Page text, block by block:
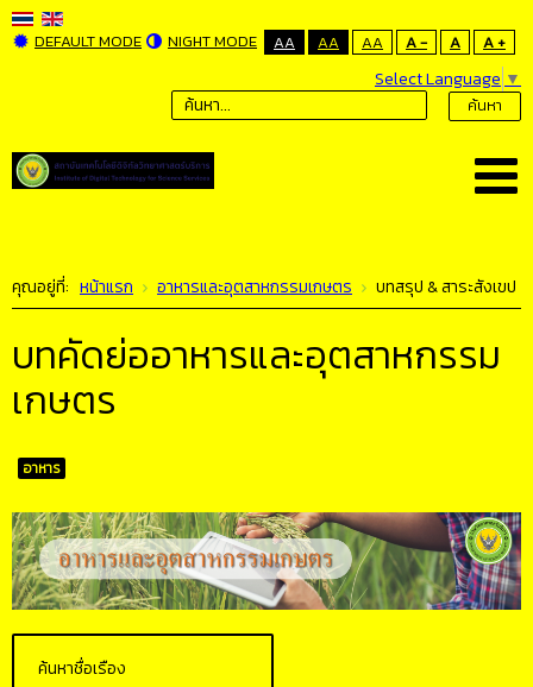
DEFAULT MODE NIGHT MODE AA AA AA A - A A +
Select Language ▼
ค้นหา
คุณอยู่ที่: หน้าแรก อาหารและอุตสาหกรรมเกษตร บทสรุป & สาระสังเขป
บทคัดย่ออาหารและอุตสาหกรรม
เกษตร
อาหาร